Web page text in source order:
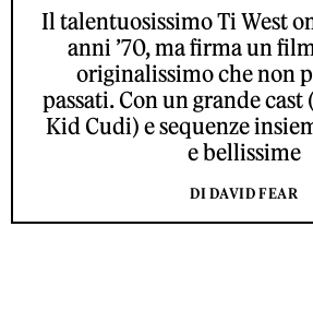
Il talentuosissimo Ti West
anni ’70, ma firma un
originalissimo che non
passati. Con un grande cast
Kid Cudi) e sequenze
e bellissime
DI DAVID FEAR